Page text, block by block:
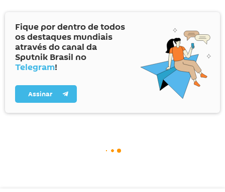
Fique por dentro de todos
os destaques mundiais
através do canal da
Sputnik Brasil no
Telegram!
Assinar